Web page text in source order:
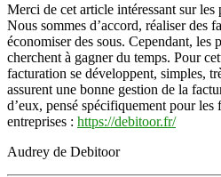
Merci de cet article intéressant sur
Nous sommes d’accord, réaliser des
économiser des sous. Cependant, les
cherchent à gagner du temps. Pour
facturation se développent, simples,
assurent une bonne gestion de la
d’eux, pensé spécifiquement pour les
entreprises : https://debitoor.fr/
Audrey de Debitoor